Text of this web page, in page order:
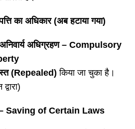
का अधिकार (अब हटाया गया)
अधिग्रहण – Compulsory
(Repealed) किया जा चुका है।
Saving of Certain Laws